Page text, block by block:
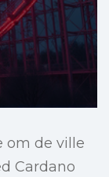
om de ville
Cardano